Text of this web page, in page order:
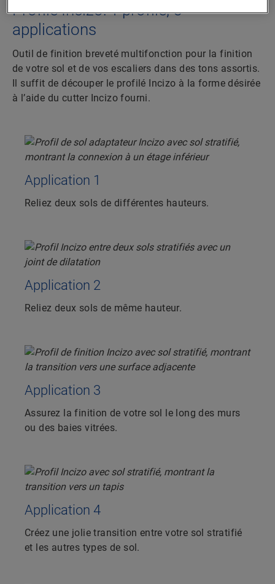
Profilé Incizo: 1 profilé, 5
applications
Outil de finition breveté multifonction pour la finition
de votre sol et de vos escaliers dans des tons assortis.
Il suffit de découper le profilé Incizo à la forme désirée
à l’aide du cutter Incizo fourni.
Application 1
Reliez deux sols de différentes hauteurs.
Application 2
Reliez deux sols de même hauteur.
Application 3
Assurez la finition de votre sol le long des murs
ou des baies vitrées.
Application 4
Créez une jolie transition entre votre sol stratifié
et les autres types de sol.